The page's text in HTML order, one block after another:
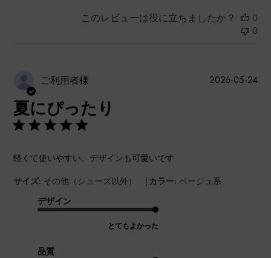
このレビューは役に立ちましたか？
0
0
ご利用者様
夏にぴったり
軽くて使いやすい、デザインも可愛いです
サイズ: その他（シューズ以外） | カラー: ベージュ系
デザイン
とてもよかった
品質
公
2026-05-24